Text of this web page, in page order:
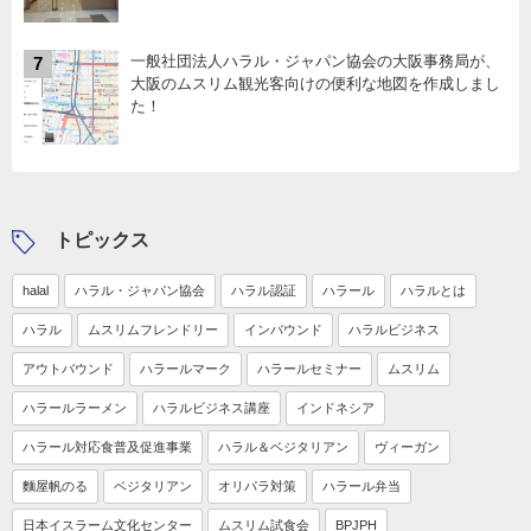
7
一般社団法人ハラル・ジャパン協会の大阪事務局が、
大阪のムスリム観光客向けの便利な地図を作成しまし
た！
トピックス
halal ハラル・ジャパン協会 ハラル認証 ハラール ハラルとは
ハラル ムスリムフレンドリー インバウンド ハラルビジネス
アウトバウンド ハラールマーク ハラールセミナー ムスリム
ハラールラーメン ハラルビジネス講座 インドネシア
ハラール対応食普及促進事業 ハラル＆ベジタリアン ヴィーガン
麵屋帆のる ベジタリアン オリパラ対策 ハラール弁当
日本イスラーム文化センター ムスリム試食会 BPJPH